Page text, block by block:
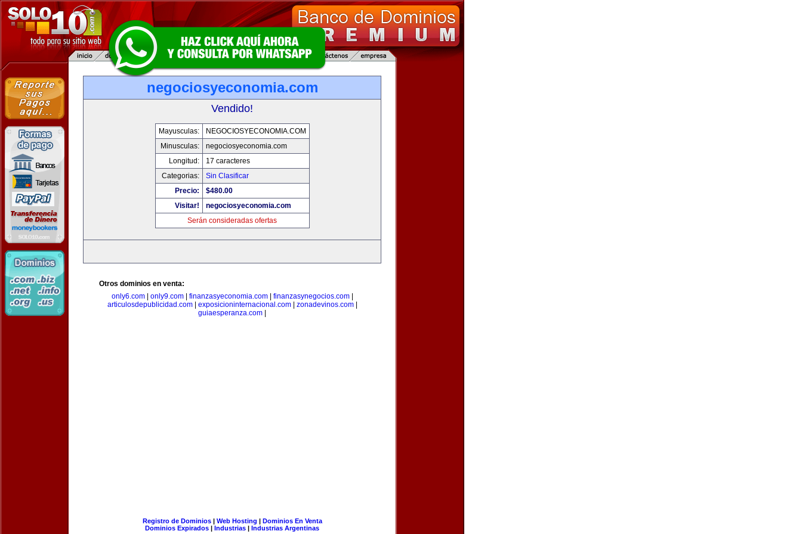
negociosyeconomia.com
Vendido!
Mayusculas:
NEGOCIOSYECONOMIA.COM
Minusculas:
negociosyeconomia.com
Longitud:
17 caracteres
Categorias:
Sin Clasificar
Precio:
$480.00
Visitar!
negociosyeconomia.com
Serán consideradas ofertas
Otros dominios en venta:
only6.com| only9.com| finanzasyeconomia.com| finanzasynegocios.com|
articulosdepublicidad.com| exposicioninternacional.com| zonadevinos.com|
guiaesperanza.com
Registro de Dominios| Web Hosting | Dominios En Venta
Dominios Expirados | Industrias | Industrias Argentinas